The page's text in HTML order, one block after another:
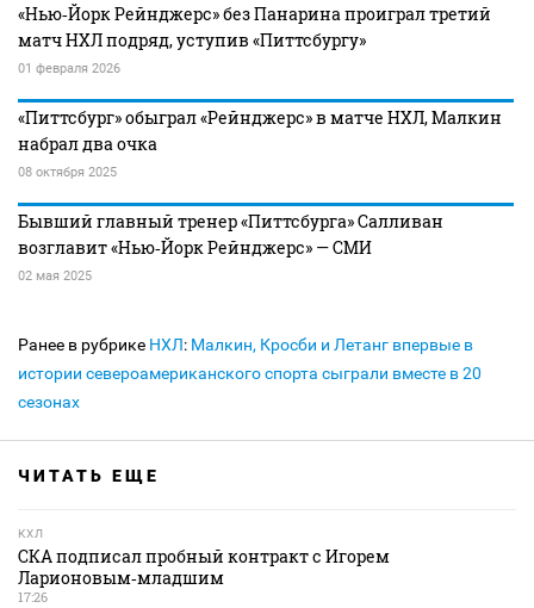
«Нью‑Йорк Рейнджерс» без Панарина проиграл третий
матч НХЛ подряд, уступив «Питтсбургу»
01 февраля 2026
«Питтсбург» обыграл «Рейнджерс» в матче НХЛ, Малкин
набрал два очка
08 октября 2025
Бывший главный тренер «Питтсбурга» Салливан
возглавит «Нью‑Йорк Рейнджерс» — СМИ
02 мая 2025
Ранее в рубрике НХЛ: Малкин, Кросби и Летанг впервые в
истории североамериканского спорта сыграли вместе в 20
сезонах
ЧИТАТЬ ЕЩЕ
КХЛ
СКА подписал пробный контракт с Игорем
Ларионовым‑младшим
17:26